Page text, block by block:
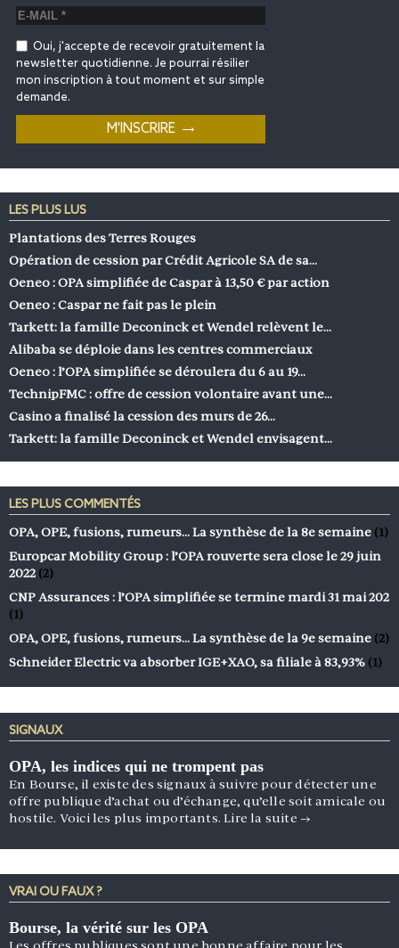
Oui, j'accepte de recevoir gratuitement la
newsletter quotidienne. Je pourrai résilier
mon inscription à tout moment et sur simple
demande.
LES PLUS LUS
Plantations des Terres Rouges
Opération de cession par Crédit Agricole SA de sa…
Oeneo : OPA simplifiée de Caspar à 13,50 € par action
Oeneo : Caspar ne fait pas le plein
Tarkett: la famille Deconinck et Wendel relèvent le…
Alibaba se déploie dans les centres commerciaux
Oeneo : l’OPA simplifiée se déroulera du 6 au 19…
TechnipFMC : offre de cession volontaire avant une…
Casino a finalisé la cession des murs de 26…
Tarkett: la famille Deconinck et Wendel envisagent…
LES PLUS COMMENTÉS
OPA, OPE, fusions, rumeurs… La synthèse de la 8e semaine (1)
Europcar Mobility Group : l’OPA rouverte sera close le 29 juin
2022 (2)
CNP Assurances : l’OPA simplifiée se termine mardi 31 mai 202
(1)
OPA, OPE, fusions, rumeurs… La synthèse de la 9e semaine (2)
Schneider Electric va absorber IGE+XAO, sa filiale à 83,93% (1)
SIGNAUX
OPA, les indices qui ne trompent pas
En Bourse, il existe des signaux à suivre pour détecter une
offre publique d’achat ou d’échange, qu’elle soit amicale ou
hostile. Voici les plus importants.Lire la suite →
VRAI OU FAUX ?
Bourse, la vérité sur les OPA